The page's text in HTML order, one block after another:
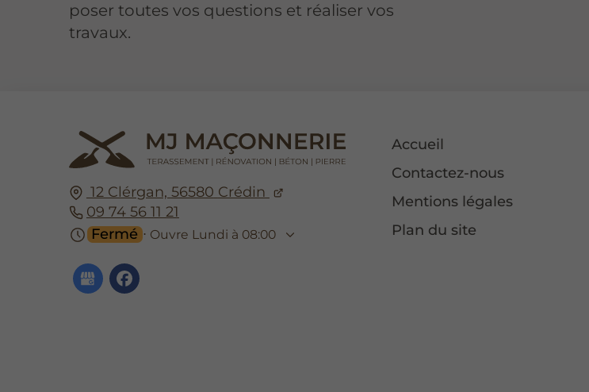
poser toutes vos questions et réaliser vos
travaux.
12 Clérgan, 56580 Crédin
09 74 56 11 21
Fermé ⋅ Ouvre Lundi à 08:00
Accueil
Contactez-nous
Mentions légales
Plan du site